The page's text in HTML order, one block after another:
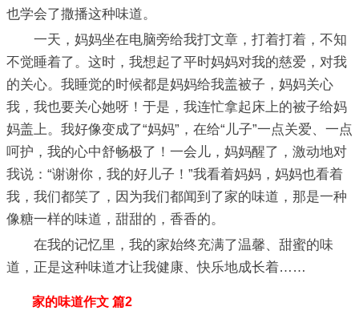
也学会了撒播这种味道。
一天，妈妈坐在电脑旁给我打文章，打着打着，不知
不觉睡着了。这时，我想起了平时妈妈对我的慈爱，对我
的关心。我睡觉的时候都是妈妈给我盖被子，妈妈关心
我，我也要关心她呀！于是，我连忙拿起床上的被子给妈
妈盖上。我好像变成了“妈妈”，在给“儿子”一点关爱、一点
呵护，我的心中舒畅极了！一会儿，妈妈醒了，激动地对
我说：“谢谢你，我的好儿子！”我看着妈妈，妈妈也看着
我，我们都笑了，因为我们都闻到了家的味道，那是一种
像糖一样的味道，甜甜的，香香的。
在我的记忆里，我的家始终充满了温馨、甜蜜的味
道，正是这种味道才让我健康、快乐地成长着……
家的味道作文 篇2